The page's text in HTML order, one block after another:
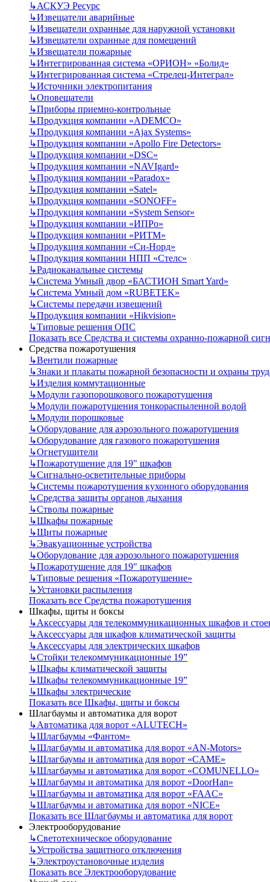
↳АСКУЭ Ресурс
↳Извещатели аварийные
↳Извещатели охранные для наружной установки
↳Извещатели охранные для помещений
↳Извещатели пожарные
↳Интегрированная система «ОРИОН» «Болид»
↳Интегрированная система «Стрелец-Интеграл»
↳Источники электропитания
↳Оповещатели
↳Приборы приемно-контрольные
↳Продукция компании «ADEMCO»
↳Продукция компании «Ajax Systems»
↳Продукция компании «Apollo Fire Detectors»
↳Продукция компании «DSC»
↳Продукция компании «NAVIgard»
↳Продукция компании «Paradox»
↳Продукция компании «Satel»
↳Продукция компании «SONOFF»
↳Продукция компании «System Sensor»
↳Продукция компании «ИПРо»
↳Продукция компании «РИТМ»
↳Продукция компании «Си-Норд»
↳Продукция компании НПП «Стелс»
↳Радиоканальные системы
↳Система Умный двор «БАСТИОН Smart Yard»
↳Система Умный дом «RUBETEK»
↳Системы передачи извещений
↳Продукция компании «Hikvision»
↳Типовые решения ОПС
Показать все Средства и системы охранно-пожарной
Средства пожаротушения
↳Вентили пожарные
↳Знаки и плакаты пожарной безопасности и охраны
↳Изделия коммутационные
↳Модули газопорошкового пожаротушения
↳Модули пожаротушения тонкораспыленной водой
↳Модули порошковые
↳Оборудование для аэрозольного пожаротушения
↳Оборудование для газового пожаротушения
↳Огнетушители
↳Пожаротушение для 19" шкафов
↳Сигнально-осветительные приборы
↳Системы пожаротушения кухонного оборудования
↳Средства защиты органов дыхания
↳Стволы пожарные
↳Шкафы пожарные
↳Щиты пожарные
↳Эвакуационные устройства
↳Оборудование для аэрозольного пожаротушения
↳Пожаротушение для 19" шкафов
↳Типовые решения «Пожаротушение»
↳Установки распыления
Показать все Средства пожаротушения
Шкафы, щиты и боксы
↳Аксессуары для телекоммуникационных шкафов и
↳Аксессуары для шкафов климатической защиты
↳Аксессуары для электрических шкафов
↳Стойки телекоммуникационные 19”
↳Шкафы климатической защиты
↳Шкафы телекоммуникационные 19”
↳Шкафы электрические
Показать все Шкафы, щиты и боксы
Шлагбаумы и автоматика для ворот
↳Автоматика для ворот «ALUTECH»
↳Шлагбаумы «Фантом»
↳Шлагбаумы и автоматика для ворот «AN-Motors»
↳Шлагбаумы и автоматика для ворот «CAME»
↳Шлагбаумы и автоматика для ворот «COMUNELLO»
↳Шлагбаумы и автоматика для ворот «DoorHan»
↳Шлагбаумы и автоматика для ворот «FAAC»
↳Шлагбаумы и автоматика для ворот «NICE»
Показать все Шлагбаумы и автоматика для ворот
Электрооборудование
↳Светотехническое оборудование
↳Устройства защитного отключения
↳Электроустановочные изделия
Показать все Электрооборудование